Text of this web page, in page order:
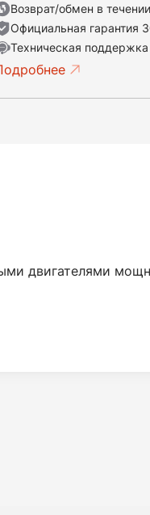
Возврат/обмен в
Официальная гарантия
Техническая поддержка
двигателями